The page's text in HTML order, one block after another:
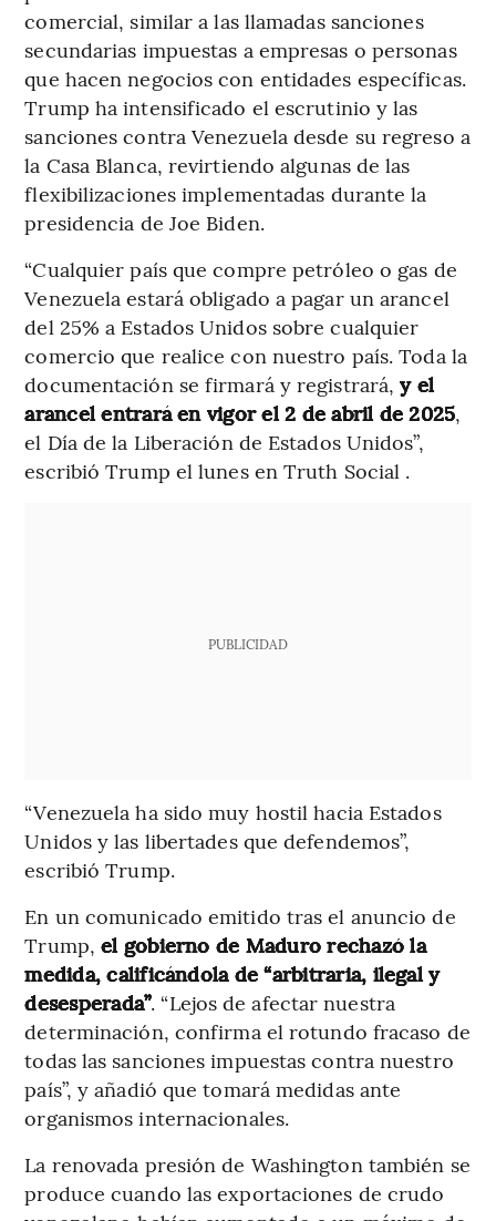
comercial, similar a las llamadas sanciones
secundarias impuestas a empresas o personas
que hacen negocios con entidades específicas.
Trump ha intensificado el escrutinio y las
sanciones contra Venezuela desde su regreso a
la Casa Blanca, revirtiendo algunas de las
flexibilizaciones implementadas durante la
presidencia de Joe Biden.
“Cualquier país que compre petróleo o gas de
Venezuela estará obligado a pagar un arancel
del 25% a Estados Unidos sobre cualquier
comercio que realice con nuestro país. Toda la
documentación se firmará y registrará,y el
arancel entrará en vigor el 2 de abril de 2025,
el Día de la Liberación de Estados Unidos”,
escribió Trump el lunes en Truth Social .
PUBLICIDAD
“Venezuela ha sido muy hostil hacia Estados
Unidos y las libertades que defendemos”,
escribió Trump.
En un comunicado emitido tras el anuncio de
Trump,el gobierno de Maduro rechazó la
medida, calificándola de “arbitraria, ilegal y
desesperada”. “Lejos de afectar nuestra
determinación, confirma el rotundo fracaso de
todas las sanciones impuestas contra nuestro
país”, y añadió que tomará medidas ante
organismos internacionales.
La renovada presión de Washington también se
produce cuando las exportaciones de crudo